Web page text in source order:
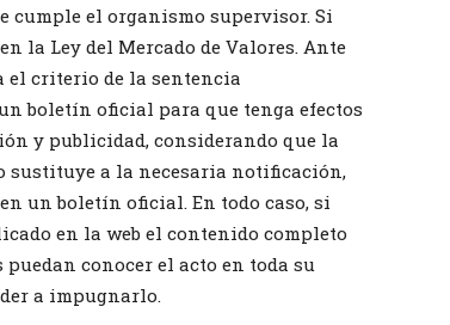
el organismo supervisor. Si
la Ley del Mercado de Valores. Ante
el criterio de la sentencia
boletín oficial para que tenga efectos
y publicidad, considerando que la
sustituye a la necesaria notificación,
un boletín oficial. En todo caso, si
en la web el contenido completo
conocer el acto en toda su
a impugnarlo.